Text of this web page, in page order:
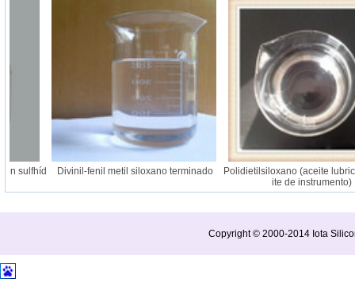
sulfhíd Divinil-fenil metil siloxano terminado
Polidietilsiloxano (aceite
ite de instrumento)
Copyright © 2000-2014 Iota